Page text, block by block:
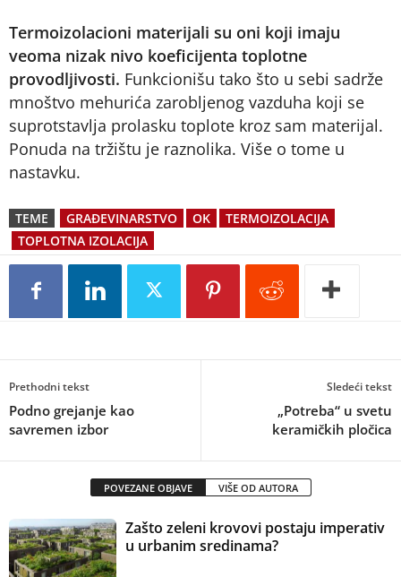
Termoizolacioni materijali su oni koji imaju
veoma nizak nivo koeficijenta toplotne
provodljivosti. Funkcionišu tako što u sebi sadrže
mnoštvo mehurića zarobljenog vazduha koji se
suprotstavlja prolasku toplote kroz sam materijal.
Ponuda na tržištu je raznolika. Više o tome u
nastavku.
TEME GRAĐEVINARSTVO OK
TERMOIZOLACIJA
TOPLOTNA IZOLACIJA
Prethodni tekst
Podno grejanje kao
savremen izbor
Sledeći tekst
„Potreba“ u svetu
keramičkih pločica
POVEZANE OBJAVE VIŠE OD AUTORA
Zašto zeleni krovovi postaju imperativ
u urbanim sredinama?